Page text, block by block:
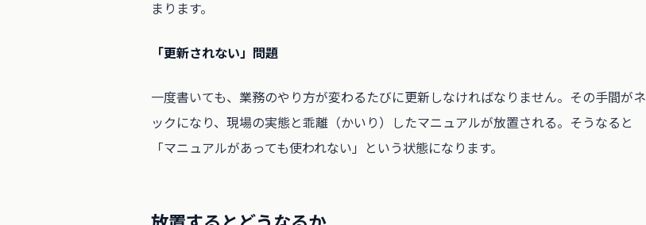
まります。
「更新されない」問題
一度書いても、業務のやり方が変わるたびに更新しなければなりません。その手間がネ
ックになり、現場の実態と乖離（かいり）したマニュアルが放置される。そうなると
「マニュアルがあっても使われない」という状態になります。